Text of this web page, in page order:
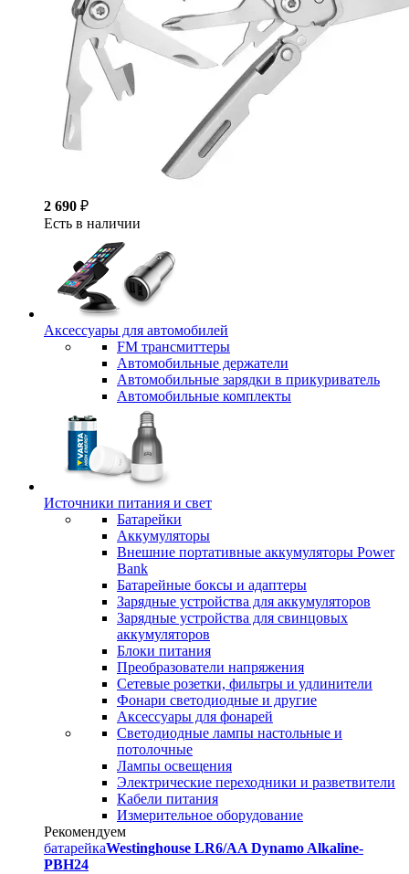
2 690 ₽
Есть в наличии
Аксессуары для автомобилей
FM трансмиттеры
Автомобильные держатели
Автомобильные зарядки в прикуриватель
Автомобильные комплекты
Источники питания и свет
Батарейки
Аккумуляторы
Внешние портативные аккумуляторы Power
Bank
Батарейные боксы и адаптеры
Зарядные устройства для аккумуляторов
Зарядные устройства для свинцовых
аккумуляторов
Блоки питания
Преобразователи напряжения
Сетевые розетки, фильтры и удлинители
Фонари светодиодные и другие
Аксессуары для фонарей
Светодиодные лампы настольные и
потолочные
Лампы освещения
Электрические переходники и разветвители
Кабели питания
Измерительное оборудование
Рекомендуем
батарейкаWestinghouse LR6/AA Dynamo Alkaline-
PBH24